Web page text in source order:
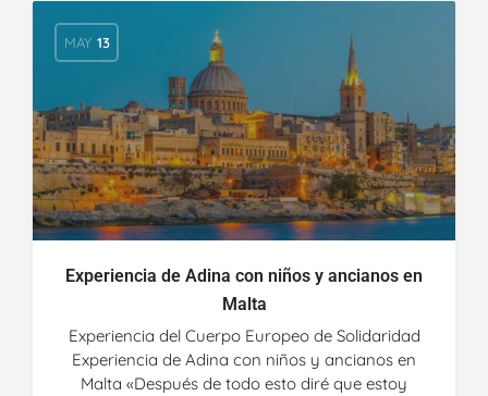
MAY 13
Experiencia de Adina con niños y ancianos en
Malta
Experiencia del Cuerpo Europeo de Solidaridad
Experiencia de Adina con niños y ancianos en
Malta «Después de todo esto diré que estoy